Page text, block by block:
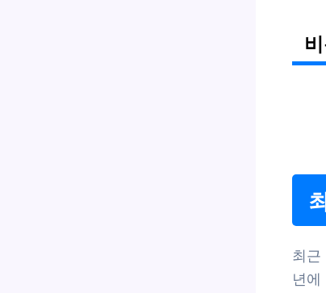
최근
년